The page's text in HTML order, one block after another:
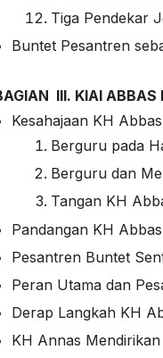
Tiga Pendekar
Buntet Pesantren
III. KIAI ABBAS
Kesahajaan KH Abbas
Berguru pada
Berguru dan
Tangan KH
Pandangan KH
Pesantren Buntet
Peran Utama dan
Derap Langkah KH
KH Annas